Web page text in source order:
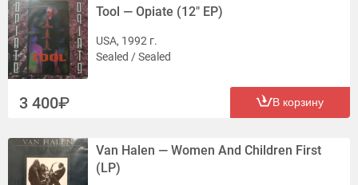
Tool — Opiate (12" EP)
USA, 1992 г.
Sealed / Sealed
3 400 В корзину
Van Halen — Women And Children First
(LP)